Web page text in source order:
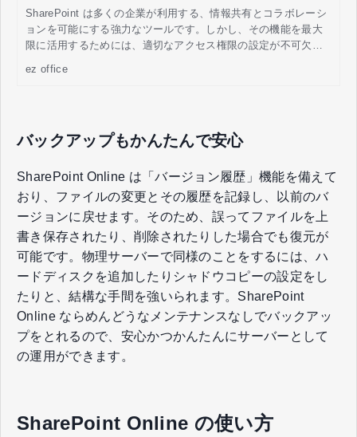
SharePoint は多くの企業が利用する、情報共有とコラボレーシ
ョンを可能にする強力なツールです。しかし、その機能を最大
限に活用するためには、適切なアクセス権限の設定が不可欠で
ez office
バックアップもかんたんで安心
SharePoint Online は「バージョン履歴」機能を備えて
おり、ファイルの変更とその履歴を記録し、以前のバ
ージョンに戻せます。そのため、誤ってファイルを上
書き保存されたり、削除されたりした場合でも復元が
可能です。物理サーバーで同様のことをするには、ハ
ードディスクを追加したりシャドウコピーの設定をし
たりと、結構な手間を強いられます。SharePoint
Online ならめんどうなメンテナンスなしでバックアッ
プをとれるので、安心かつかんたんにサーバーとして
の運用ができます。
SharePoint Online の使い方